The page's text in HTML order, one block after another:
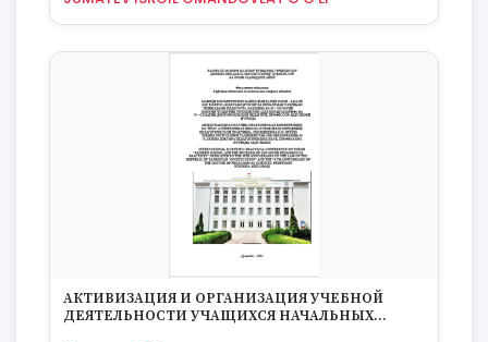
АКТИВИЗАЦИЯ И ОРГАНИЗАЦИЯ УЧЕБНОЙ
ДЕЯТЕЛЬНОСТИ УЧАЩИХСЯ НАЧАЛЬНЫХ